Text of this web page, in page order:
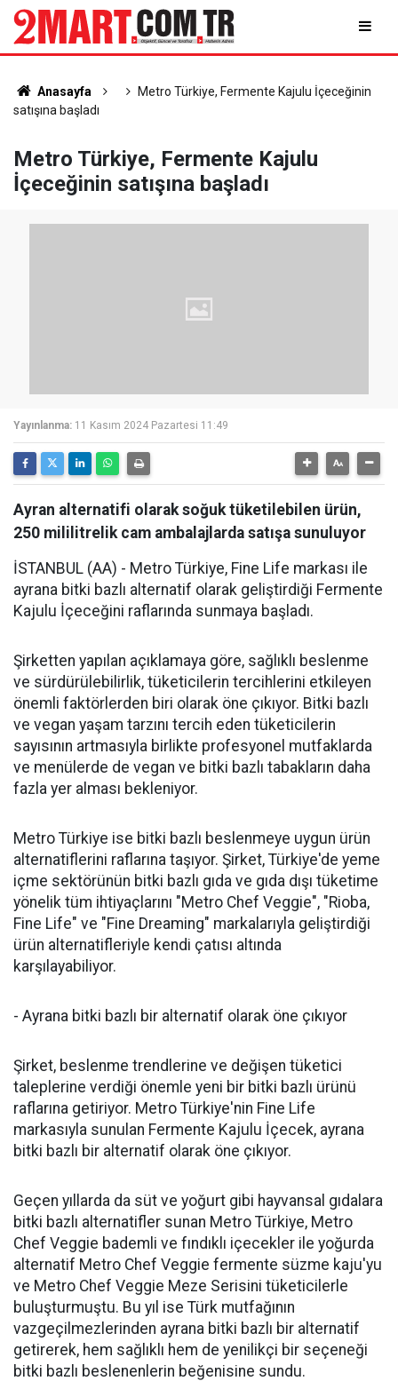
Anasayfa
Metro Türkiye, Fermente Kajulu İçeceğinin
satışına başladı
Metro Türkiye, Fermente Kajulu
İçeceğinin satışına başladı
Yayınlanma: 11 Kasım 2024 Pazartesi 11:49
Ayran alternatifi olarak soğuk tüketilebilen ürün,
250 mililitrelik cam ambalajlarda satışa sunuluyor
İSTANBUL (AA) - Metro Türkiye, Fine Life markası ile
ayrana bitki bazlı alternatif olarak geliştirdiği Fermente
Kajulu İçeceğini raflarında sunmaya başladı.
Şirketten yapılan açıklamaya göre, sağlıklı beslenme
ve sürdürülebilirlik, tüketicilerin tercihlerini etkileyen
önemli faktörlerden biri olarak öne çıkıyor. Bitki bazlı
ve vegan yaşam tarzını tercih eden tüketicilerin
sayısının artmasıyla birlikte profesyonel mutfaklarda
ve menülerde de vegan ve bitki bazlı tabakların daha
fazla yer alması bekleniyor.
Metro Türkiye ise bitki bazlı beslenmeye uygun ürün
alternatiflerini raflarına taşıyor. Şirket, Türkiye'de yeme
içme sektörünün bitki bazlı gıda ve gıda dışı tüketime
yönelik tüm ihtiyaçlarını "Metro Chef Veggie", "Rioba,
Fine Life" ve "Fine Dreaming" markalarıyla geliştirdiği
ürün alternatifleriyle kendi çatısı altında
karşılayabiliyor.
- Ayrana bitki bazlı bir alternatif olarak öne çıkıyor
Şirket, beslenme trendlerine ve değişen tüketici
taleplerine verdiği önemle yeni bir bitki bazlı ürünü
raflarına getiriyor. Metro Türkiye'nin Fine Life
markasıyla sunulan Fermente Kajulu İçecek, ayrana
bitki bazlı bir alternatif olarak öne çıkıyor.
Geçen yıllarda da süt ve yoğurt gibi hayvansal gıdalara
bitki bazlı alternatifler sunan Metro Türkiye, Metro
Chef Veggie bademli ve fındıklı içecekler ile yoğurda
alternatif Metro Chef Veggie fermente süzme kaju'yu
ve Metro Chef Veggie Meze Serisini tüketicilerle
buluşturmuştu. Bu yıl ise Türk mutfağının
vazgeçilmezlerinden ayrana bitki bazlı bir alternatif
getirerek, hem sağlıklı hem de yenilikçi bir seçeneği
bitki bazlı beslenenlerin beğenisine sundu.